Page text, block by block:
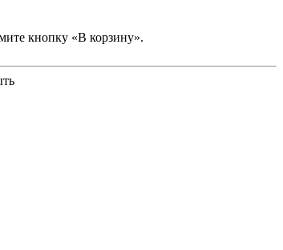
кнопку «В корзину».